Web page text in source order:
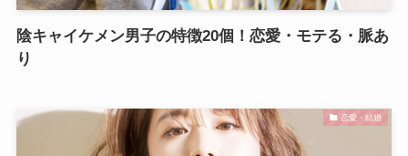
陰キャイケメン男子の特徴20個！恋愛・モテる・脈あ
り
恋愛・結婚